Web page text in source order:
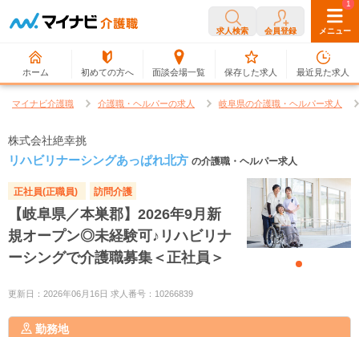
求人検索 会員登録 メニュー
ホーム 初めての方へ 面談会場一覧
0
保存した求人
1
最近見た求人
マイナビ介護職 介護職・ヘルパーの求人 岐阜県の介護職・ヘルパー求人
株式会社絶幸挑
リハビリナーシングあっぱれ北方 の介護職・ヘルパー求人
正社員(正職員) 訪問介護
【岐阜県／本巣郡】2026年9月新
規オープン◎未経験可♪リハビリナ
ーシングで介護職募集＜正社員＞
更新日：2026年06月16日 求人番号：10266839
勤務地